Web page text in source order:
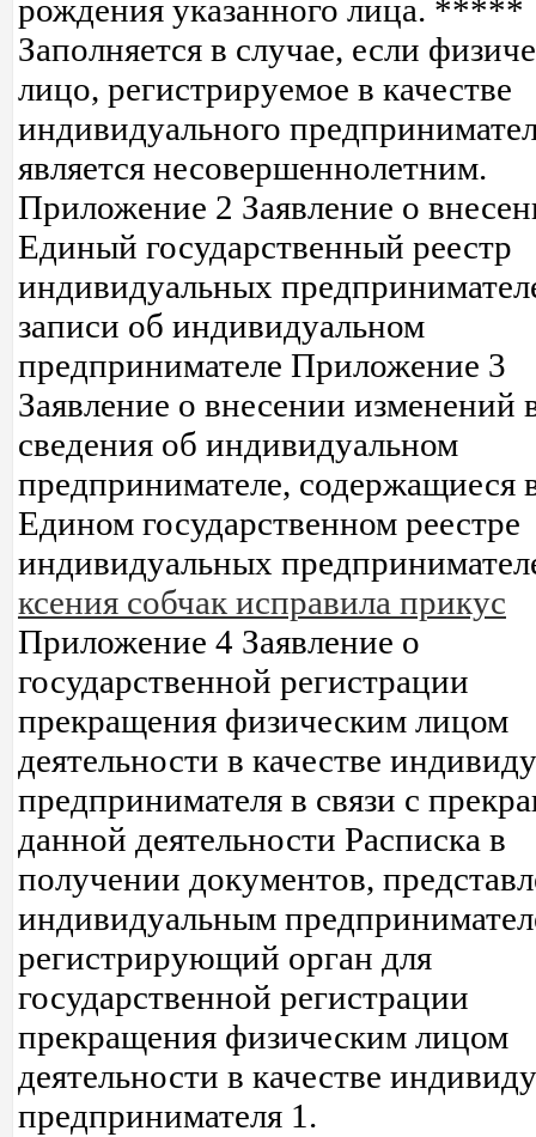
рождения указанного лица. *****
Заполняется в случае, если
лицо, регистрируемое в качестве
индивидуального
является несовершеннолетним.
Приложение 2 Заявление о
Единый государственный реестр
индивидуальных
записи об индивидуальном
предпринимателе Приложение 3
Заявление о внесении изменений
сведения об индивидуальном
предпринимателе, содержащиеся
Едином государственном реестре
индивидуальных
ксения собчак исправила прикус
Приложение 4 Заявление о
государственной регистрации
прекращения физическим лицом
деятельности в качестве
предпринимателя в связи с
данной деятельности Расписка в
получении документов,
индивидуальным
регистрирующий орган для
государственной регистрации
прекращения физическим лицом
деятельности в качестве
предпринимателя 1.